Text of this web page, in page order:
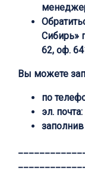
Сибирь»
62, оф.
Вы можете
по
эл. почта: